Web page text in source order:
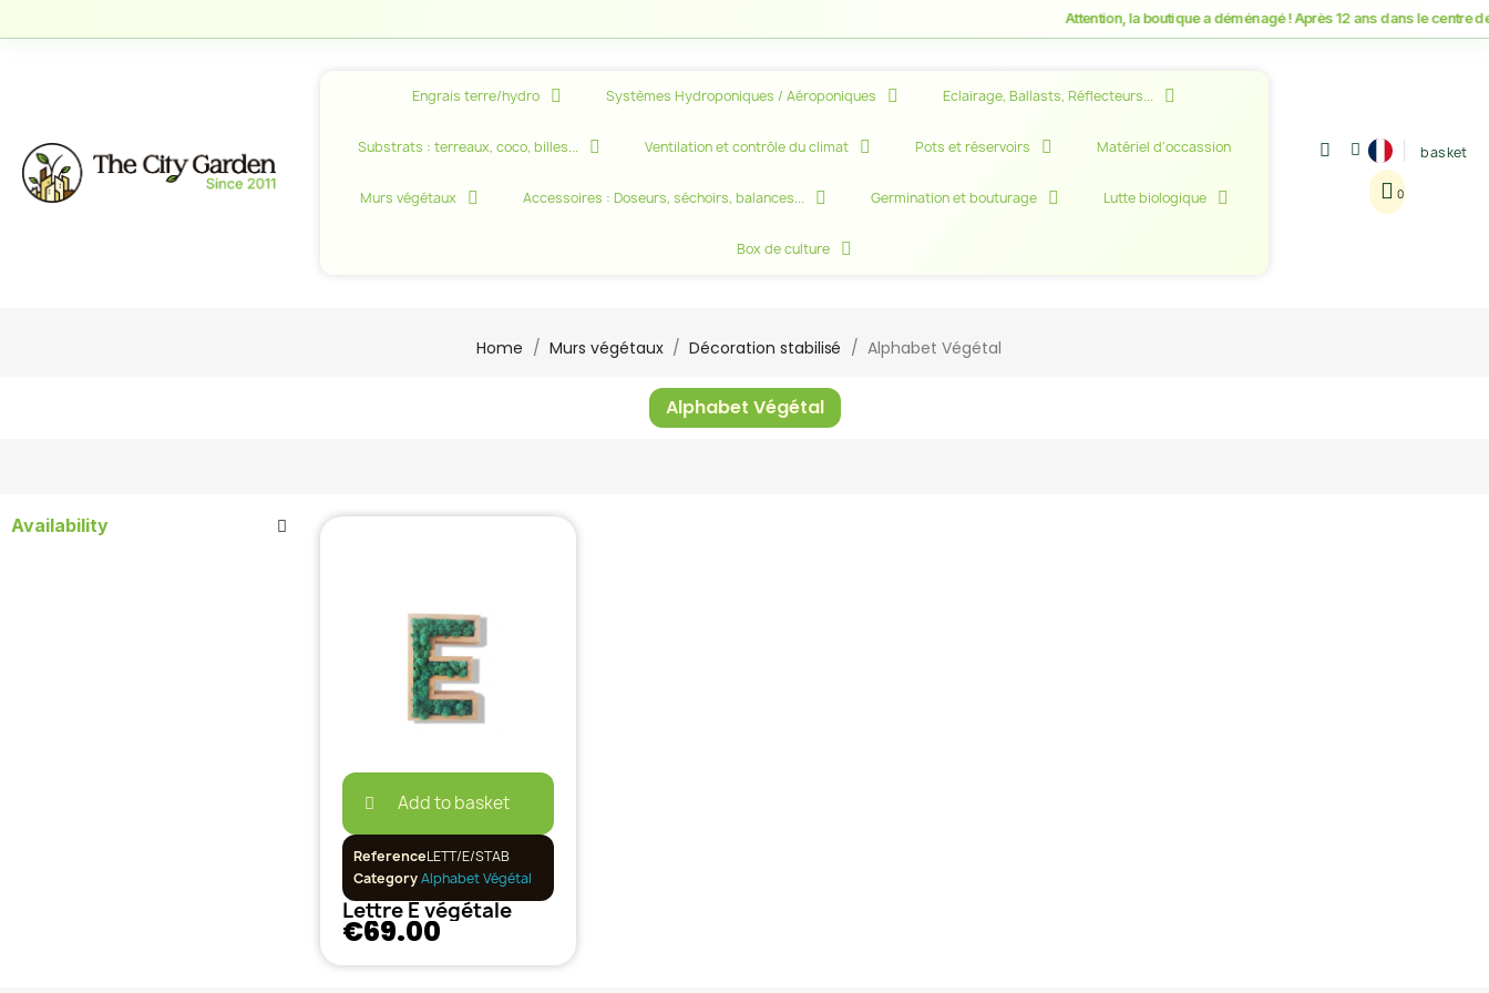
Attention, la boutique a déménagé ! Après 12 ans dans le centre de
Engrais terre/hydro Systèmes Hydroponiques / Aéroponiques Eclairage, Ballasts, Réflecteurs...
Substrats : terreaux, coco, billes... Ventilation et contrôle du climat Pots et réservoirs Matériel d'occassion
Murs végétaux Accessoires : Doseurs, séchoirs, balances... Germination et bouturage Lutte biologique
Box de culture
basket
Home Murs végétaux Décoration stabilisé Alphabet Végétal
Alphabet Végétal
Availability
Add to basket
ReferenceLETT/E/STAB
CategoryAlphabet Végétal
Lettre E végétale
€69.00